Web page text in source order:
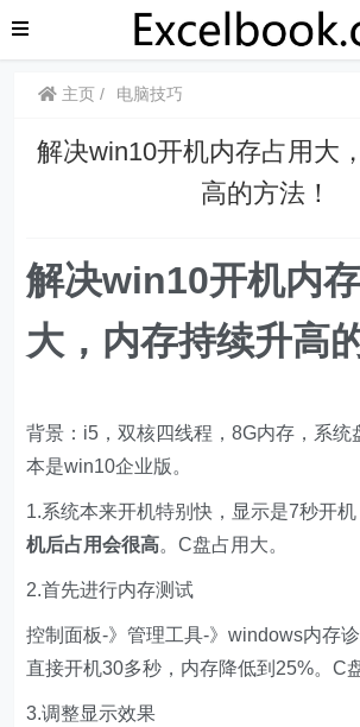
主页 电脑技巧
解决win10开机内存占用大
高的方法！
解决win10开机内
大，内存持续升高
背景：i5，双核四线程，8G内存，系统
本是win10企业版。
1.系统本来开机特别快，显示是7秒开机
机后占用会很高。C盘占用大。
2.首先进行内存测试
控制面板-》管理工具-》windows内存
直接开机30多秒，内存降低到25%。C
3.调整显示效果